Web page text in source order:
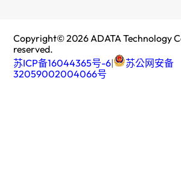
Copyright©2026ADATA Technology
reserved.
苏ICP备16044365号-6|
苏公网安备
32059002004066号